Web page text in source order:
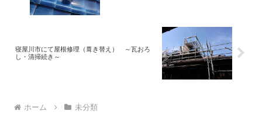
寝屋川市にて屋根修理（葺き替え） ～瓦おろ
し・清掃続き～
ホーム 未分類